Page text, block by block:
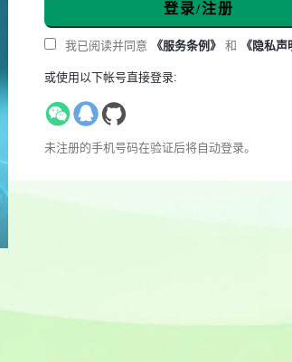
登录/注册
我已阅读并同意 《服务条例》 和 《隐私声
或使用以下帐号直接登录:
未注册的手机号码在验证后将自动登录。